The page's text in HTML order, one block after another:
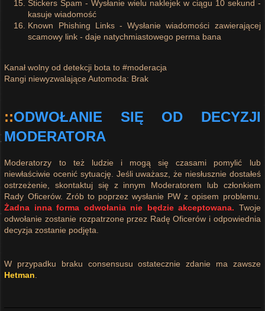
Stickers Spam - Wysłanie wielu naklejek w ciągu 10 sekund -
kasuje wiadomość
Known Phishing Links - Wysłanie wiadomości zawierającej
scamowy link - daje natychmiastowego perma bana
Kanał wolny od detekcji bota to #moderacja
Rangi niewyzwalające Automoda: Brak
::ODWOŁANIE SIĘ OD DECYZJI
MODERATORA
Moderatorzy to też ludzie i mogą się czasami pomylić lub
niewłaściwie ocenić sytuację. Jeśli uważasz, że niesłusznie dostałeś
ostrzeżenie, skontaktuj się z innym Moderatorem lub członkiem
Rady Oficerów. Zrób to poprzez wysłanie PW z opisem problemu.
Żadna inna forma odwołania nie będzie akceptowana. Twoje
odwołanie zostanie rozpatrzone przez Radę Oficerów i odpowiednia
decyzja zostanie podjęta.
W przypadku braku consensusu ostatecznie zdanie ma zawsze
Hetman